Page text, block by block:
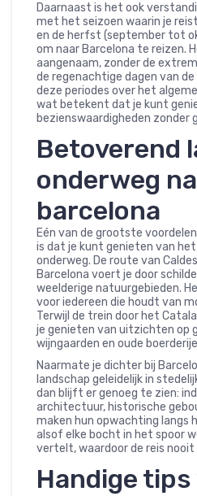
Daarnaast is het ook
met het seizoen waarin je
en de herfst (september tot
om naar Barcelona te reizen.
aangenaam, zonder de
de regenachtige dagen van
deze periodes over het
wat betekent dat je kunt
bezienswaardigheden zonder
Betoverend
onderweg
barcelona
Eén van de grootste
is dat je kunt genieten van
onderweg. De route van
Barcelona voert je door
weelderige natuurgebieden.
voor iedereen die houdt van
Terwijl de trein door het
je genieten van uitzichten op
wijngaarden en oude
Naarmate je dichter bij
landschap geleidelijk in
dan blijft er genoeg te zien:
architectuur, historische
maken hun opwachting langs
alsof elke bocht in het spoor
vertelt, waardoor de reis nooit
Handige tips